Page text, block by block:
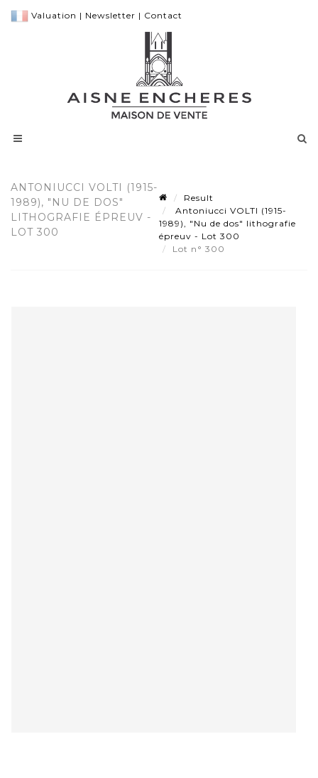
Valuation | Newsletter | Contact
ANTONIUCCI VOLTI (1915-
1989), "NU DE DOS"
LITHOGRAFIE ÉPREUV -
LOT 300
Result
Antoniucci VOLTI (1915-
1989), "Nu de dos" lithografie
épreuv - Lot 300
Lot n° 300